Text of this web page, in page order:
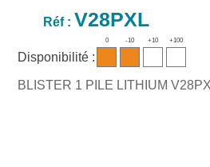
Réf : V28PXL
Disponibilité :
0 -10 +10 +100
BLISTER 1 PILE LITHIUM